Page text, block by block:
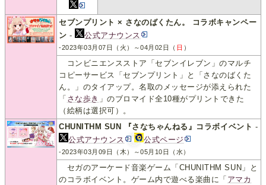
セブンプリント × さなのばくたん。 コラボキャンペー
ン - 公式アナウンス
-2023年03月07日（火）～04月02日（ 日 ）
コンビニエンスストア「セブンイレブン」のマルチ
コピーサービス「セブンプリント」と「さなのばくた
ん。」のタイアップ。名取のメッセージが添えられた
「 さな歩き 」のブロマイド全10種がプリントできた
（絵柄は選択可）。
CHUNITHM SUN 『さなちゃんねる』コラボイベント -
公式アナウンス
公式ページ
-2023年03月09日（木）～05月10日（水）
セガのアーケード音楽ゲーム「CHUNITHM SUN」と
のコラボイベント。ゲーム内で遊べる楽曲に「 アマカ